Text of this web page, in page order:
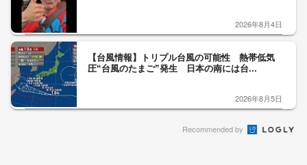
2026年8月4日
【台風情報】トリプル台風の可能性 熱帯低気
圧“台風のたまご”発生 日本の南には台...
2026年8月5日
Recommended by